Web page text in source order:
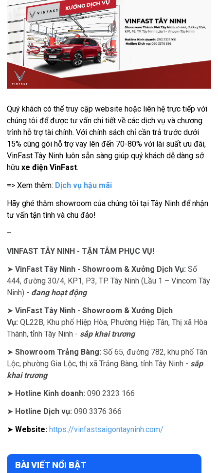
Quý khách có thể truy cập website hoặc liên hệ trực tiếp với
chúng tôi để được tư vấn chi tiết về các dịch vụ và chương
trình hỗ trợ tài chính. Với chính sách chỉ cần trả trước dưới
15% cùng gói hỗ trợ vay lên đến 70-80% với lãi suất ưu đãi,
VinFast Tây Ninh luôn sẵn sàng giúp quý khách dễ dàng sở
hữu xe điện VinFast.
=> Xem thêm: Dịch vụ hậu mãi
Hãy ghé thăm showroom của chúng tôi tại Tây Ninh để nhận
tư vấn tận tình và chu đáo!
–
VINFAST TÂY NINH - TẬN TÂM PHỤC VỤ!
➤VinFast Tây Ninh - Showroom & Xưởng Dịch Vụ: Số
444, đường 30/4, KP1, P3, TP. Tây Ninh (Lầu 1 – Vincom Tây
Ninh) - đang hoạt động
➤VinFast Tây Ninh - Showroom & Xưởng Dịch
Vụ: QL22B, Khu phố Hiệp Hòa, Phường Hiệp Tân, Thị xã Hòa
Thành, tỉnh Tây Ninh - sắp khai trương
➤Showroom Trảng Bàng: Số 65, đường 782, khu phố Tân
Lộc, phường Gia Lộc, thị xã Trảng Bàng, tỉnh Tây Ninh - sắp
khai trương
➤ Hotline Kinh doanh: 090 2323 166
➤ Hotline Dịch vụ: 090 3376 366
➤Website: https://vinfastsaigontayninh.com/
BÀI VIẾT NỔI BẬT